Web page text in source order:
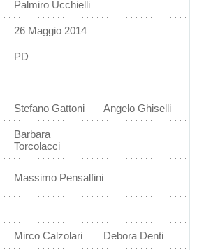
Palmiro Ucchielli
26 Maggio 2014
PD
Stefano Gattoni Angelo Ghiselli
Barbara
Torcolacci
Massimo Pensalfini
Mirco Calzolari Debora Denti